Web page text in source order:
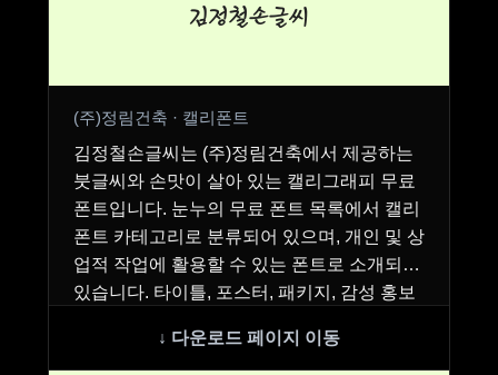
김정철손글씨
(주)정림건축 · 캘리폰트
김정철손글씨는 (주)정림건축에서 제공하는
붓글씨와 손맛이 살아 있는 캘리그래피 무료
폰트입니다. 눈누의 무료 폰트 목록에서 캘리
폰트 카테고리로 분류되어 있으며, 개인 및 상
업적 작업에 활용할 수 있는 폰트로 소개되어
있습니다. 타이틀, 포스터, 패키지, 감성 홍보